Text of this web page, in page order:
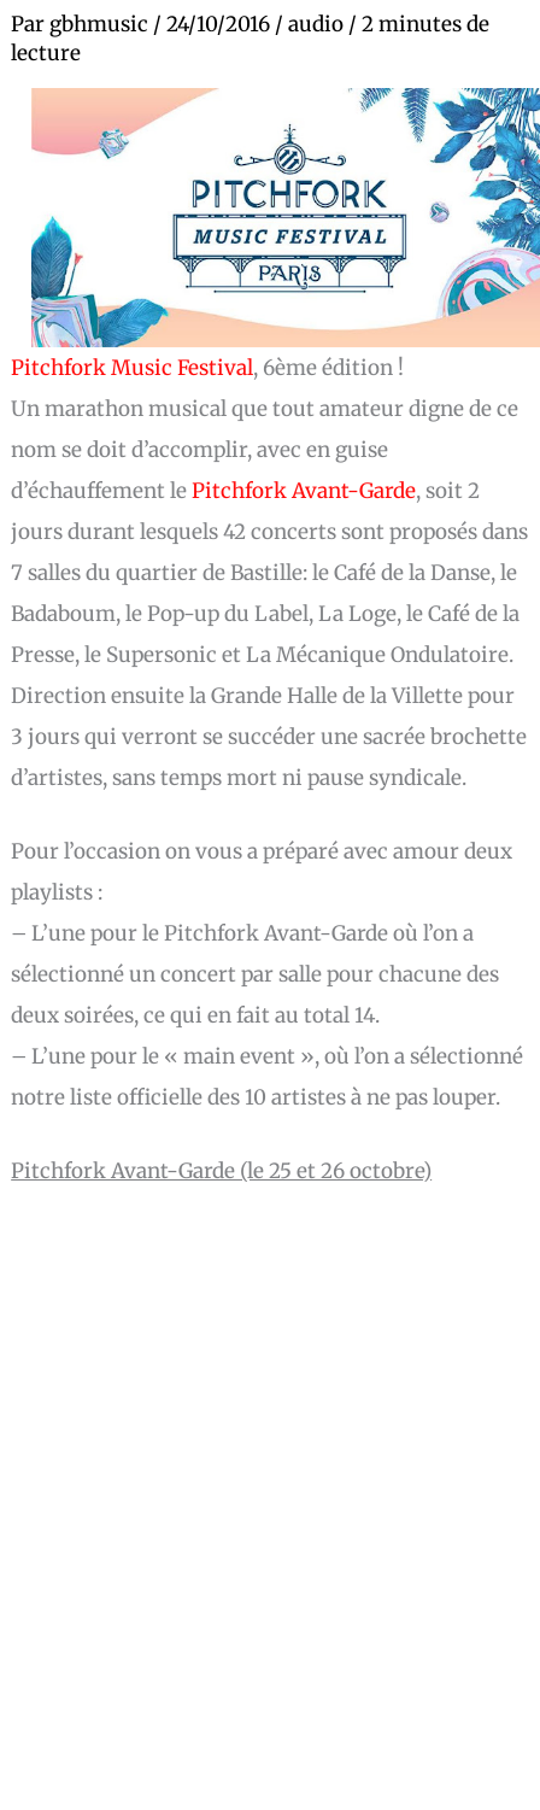
Par gbhmusic /24/10/2016 /audio /2 minutes de
lecture
Pitchfork Music Festival, 6ème édition !
Un marathon musical que tout amateur digne de ce
nom se doit d’accomplir, avec en guise
d’échauffement lePitchfork Avant-Garde, soit 2
jours durant lesquels 42 concerts sont proposés dans
7 salles du quartier de Bastille: le Café de la Danse, le
Badaboum, le Pop-up du Label, La Loge, le Café de la
Presse, le Supersonic et La Mécanique Ondulatoire.
Direction ensuite la Grande Halle de la Villette pour
3 jours qui verront se succéder une sacrée brochette
d’artistes, sans temps mort ni pause syndicale.
Pour l’occasion on vous a préparé avec amour deux
playlists :
– L’une pour le Pitchfork Avant-Garde où l’on a
sélectionné un concert par salle pour chacune des
deux soirées, ce qui en fait au total 14.
– L’une pour le « main event », où l’on a sélectionné
notre liste officielle des 10 artistes à ne pas louper.
Pitchfork Avant-Garde (le 25 et 26 octobre)